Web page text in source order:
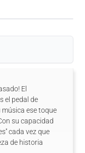
El
el pedal de
ese toque
su capacidad
cada vez que
de historia